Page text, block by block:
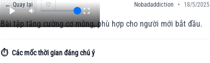
← Quay lại ♡ Nobadaddiction • 18/5/2025
Bài tập tăng cường cơ mông, phù hợp cho người mới bắt đầu.
⏱️ Các mốc thời gian đáng chú ý